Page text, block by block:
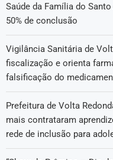
Saúde da Família do
50% de conclusão
Vigilância Sanitária de
fiscalização e orienta
falsificação do
Prefeitura de Volta
mais contrataram
rede de inclusão para